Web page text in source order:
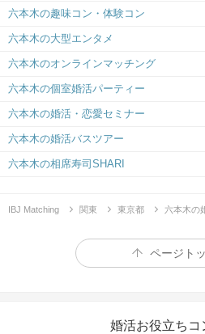
六本木の趣味コン・体験コン
六本木の大型エンタメ
六本木のオンラインマッチング
六本木の個室婚活パーティー
六本木の婚活・恋愛セミナー
六本木の婚活バスツアー
六本木の相席寿司SHARI
IBJ Matching 関東 東京都 六本木の
ページト
婚活お役立ちコ